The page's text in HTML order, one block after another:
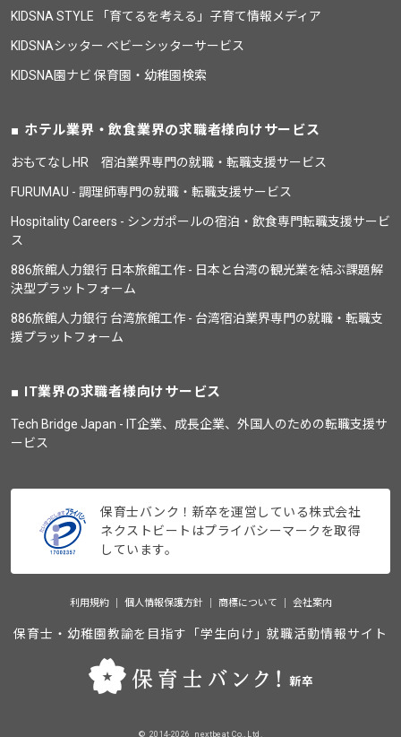
KIDSNA STYLE 「育てるを考える」子育て情報メディア
KIDSNAシッター ベビーシッターサービス
KIDSNA園ナビ 保育園・幼稚園検索
ホテル業界・飲食業界の求職者様向けサービス
おもてなしHR 宿泊業界専門の就職・転職支援サービス
FURUMAU - 調理師専門の就職・転職支援サービス
Hospitality Careers - シンガポールの宿泊・飲食専門転職支援サービ
ス
886旅館人力銀行 日本旅館工作 - 日本と台湾の観光業を結ぶ課題解
決型プラットフォーム
886旅館人力銀行 台湾旅館工作 - 台湾宿泊業界専門の就職・転職支
援プラットフォーム
IT業界の求職者様向けサービス
Tech Bridge Japan - IT企業、成長企業、外国人のための転職支援サ
ービス
保育士バンク！新卒を運営している株式会社
ネクストビートはプライバシーマークを取得
しています。
利用規約 個人情報保護方針 商標について 会社案内
保育士・幼稚園教諭を目指す「学生向け」就職活動情報サイト
©_2014-2026_nextbeat Co., Ltd.